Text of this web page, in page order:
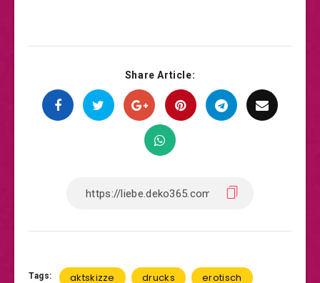
Share Article:
Tags: aktskizze drucks erotisch